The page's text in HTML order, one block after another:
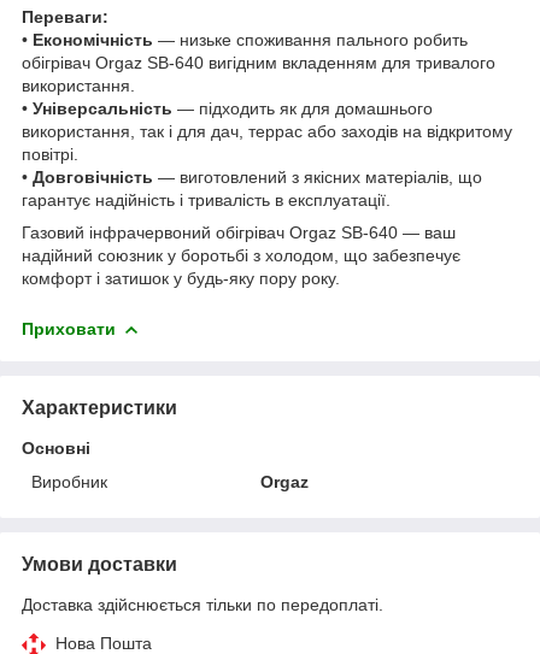
Переваги:
• Економічність — низьке споживання пального робить
обігрівач Orgaz SB-640 вигідним вкладенням для тривалого
використання.
• Універсальність — підходить як для домашнього
використання, так і для дач, террас або заходів на відкритому
повітрі.
• Довговічність — виготовлений з якісних матеріалів, що
гарантує надійність і тривалість в експлуатації.
Газовий інфрачервоний обігрівач Orgaz SB-640 — ваш
надійний союзник у боротьбі з холодом, що забезпечує
комфорт і затишок у будь-яку пору року.
Приховати
Характеристики
Основні
Виробник
Orgaz
Умови доставки
Доставка здійснюється тільки по передоплаті.
Нова Пошта